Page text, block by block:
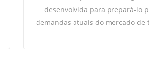
desenvolvida para prepará-lo
demandas atuais do mercado de